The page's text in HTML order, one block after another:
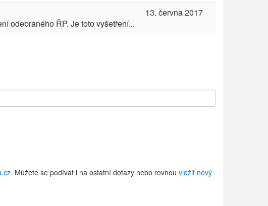
odebraného ŘP. Je toto vyšetření...
13. června 2017
. Můžete se podívat i na ostatní dotazy nebo rovnou vložit nový